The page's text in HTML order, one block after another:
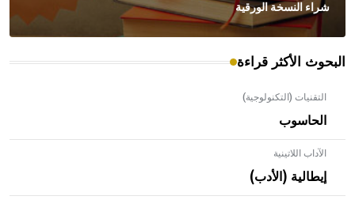
شراء النسخة الورقية
البحوث الأكثر قراءة
التقنيات (التكنولوجية)
الحاسوب
الآداب اللاتينية
إيطالية (الأدب)